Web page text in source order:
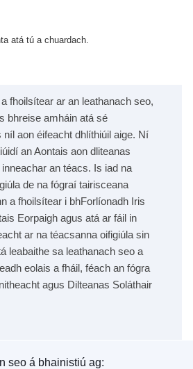
atá tú a chuardach.
fhoilsítear ar an leathanach seo,
bhreise amháin atá sé
níl aon éifeacht dhlíthiúil aige. Ní
an Aontais aon dliteanas
an téacs. Is iad na
de na fógraí tairisceana
a fhoilsítear i bhForlíonadh Iris
Eorpaigh agus atá ar fáil in
ar na téacsanna oifigiúla sin
leabaithe sa leathanach seo a
eolais a fháil, féach an fógra
agus Dilteanas Soláthair
seo á bhainistiú ag: